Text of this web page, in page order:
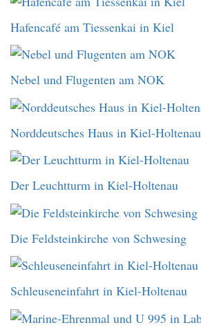
Hafencafé am Tiessenkai in Kiel
Nebel und Flugenten am NOK
Norddeutsches Haus in Kiel-Holtenau
Der Leuchtturm in Kiel-Holtenau
Die Feldsteinkirche von Schwesing
Schleuseneinfahrt in Kiel-Holtenau